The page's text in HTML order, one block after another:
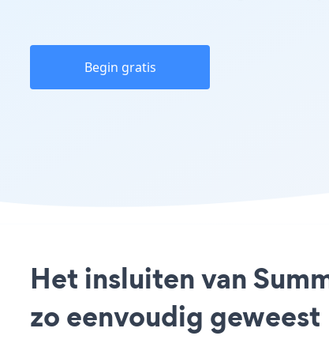
Begin gratis
Het insluiten van
zo eenvoudig geweest